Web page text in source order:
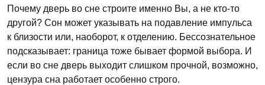
Почему дверь во сне строите именно Вы, а не кто-то
другой? Сон может указывать на подавление импульса
к близости или, наоборот, к отделению. Бессознательное
подсказывает: граница тоже бывает формой выбора. И
если во сне дверь выходит слишком прочной, возможно,
цензура сна работает особенно строго.